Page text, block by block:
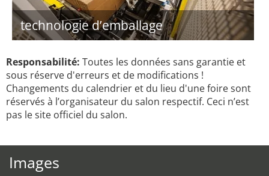
technologie d’emballage
Responsabilité: Toutes les données sans garantie et
sous réserve d'erreurs et de modifications !
Changements du calendrier et du lieu d'une foire sont
réservés à l’organisateur du salon respectif. Ceci n’est
pas le site officiel du salon.
Images